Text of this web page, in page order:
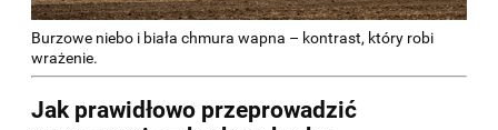
Burzowe niebo i biała chmura wapna – kontrast, który robi
wrażenie.
Jak prawidłowo przeprowadzić